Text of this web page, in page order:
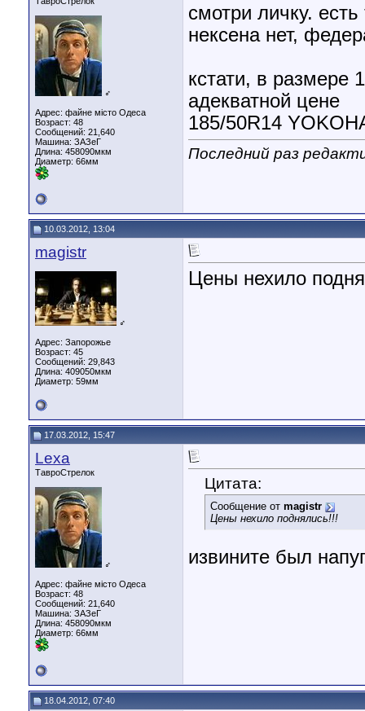
♂
Адрес: файне місто Одеса
Возраст: 48
Сообщений: 21,640
Машина: ЗАЗеГ
Длина: 458090мкм
Диаметр: 66мм
смотри личку.
нексена нет,
кстати, в размере
адекватной цене
185/50R14
Последний раз
10.03.2012, 13:04
magistr
♂
Адрес: Запорожье
Возраст: 45
Сообщений: 29,843
Длина: 409050мкм
Диаметр: 59мм
Цены нехило
17.03.2012, 15:47
Lexa
ТавроСтрелок
♂
Адрес: файне місто Одеса
Возраст: 48
Сообщений: 21,640
Машина: ЗАЗеГ
Длина: 458090мкм
Диаметр: 66мм
Цитата:
Сообщение от magistr
Цены нехило поднялись!!!
извините был
18.04.2012, 07:40